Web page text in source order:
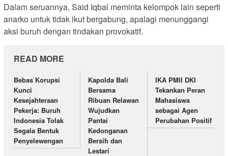
Dalam seruannya, Said Iqbal meminta kelompok lain seperti
anarko untuk tidak ikut bergabung, apalagi menunggangi
aksi buruh dengan tindakan provokatif.
READ MORE
Bebas Korupsi
Kunci
Kesejahteraan
Pekerja: Buruh
Indonesia Tolak
Segala Bentuk
Penyelewengan
Kapolda Bali
Bersama
Ribuan Relawan
Wujudkan
Pantai
Kedonganan
Bersih dan
Lestari
IKA PMII DKI
Tekankan Peran
Mahasiswa
sebagai Agen
Perubahan Positif